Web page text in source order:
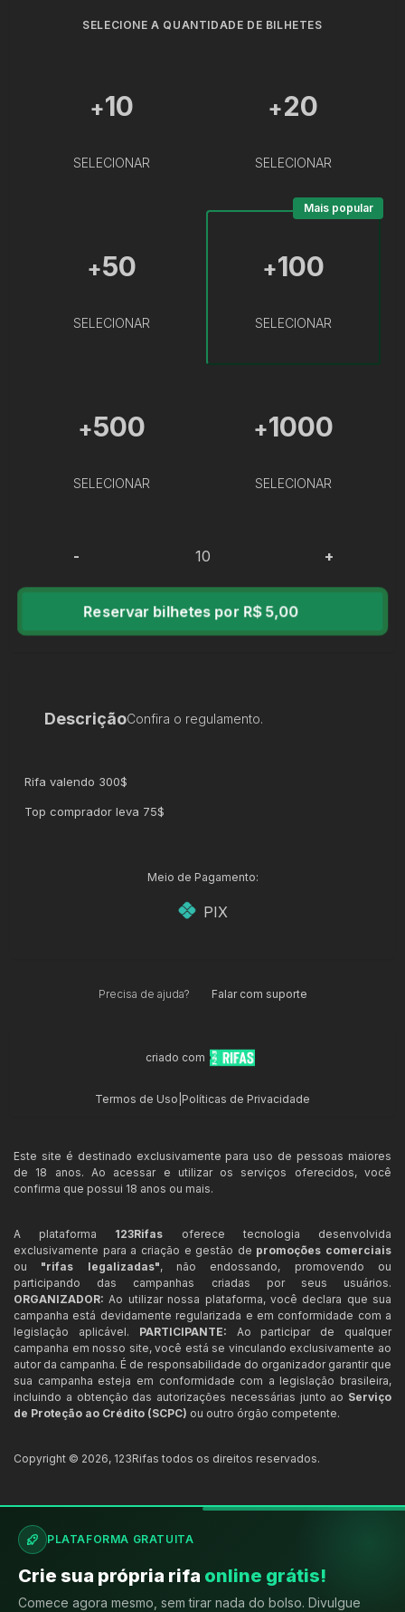
SELECIONE A QUANTIDADE DE BILHETES
+10
SELECIONAR
+20
SELECIONAR
+50
SELECIONAR
+100
SELECIONAR
Mais popular
+500
SELECIONAR
+1000
SELECIONAR
- +
Reservar bilhetes por R$ 5,00
DescriçãoConfira o regulamento.
Rifa valendo 300$
Top comprador leva 75$
Meio de Pagamento:
PIX
Precisa de ajuda? Falar com suporte
criado com
Termos de Uso Políticas de Privacidade
Este site é destinado exclusivamente para uso de pessoas maiores
de 18 anos. Ao acessar e utilizar os serviços oferecidos, você
confirma que possui 18 anos ou mais.
A plataforma 123Rifas oferece tecnologia desenvolvida
exclusivamente para a criação e gestão de promoções comerciais
ou "rifas legalizadas", não endossando, promovendo ou
participando das campanhas criadas por seus usuários.
ORGANIZADOR: Ao utilizar nossa plataforma, você declara que sua
campanha está devidamente regularizada e em conformidade com a
legislação aplicável. PARTICIPANTE: Ao participar de qualquer
campanha em nosso site, você está se vinculando exclusivamente ao
autor da campanha. É de responsabilidade do organizador garantir que
sua campanha esteja em conformidade com a legislação brasileira,
incluindo a obtenção das autorizações necessárias junto ao Serviço
de Proteção ao Crédito (SCPC) ou outro órgão competente.
Copyright © 2026, 123Rifas todos os direitos reservados.
PLATAFORMA GRATUITA
Crie sua própria rifa online grátis!
Comece agora mesmo, sem tirar nada do bolso. Divulgue